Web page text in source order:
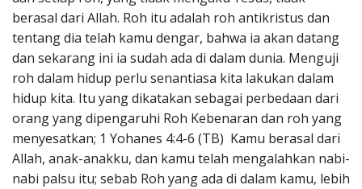
berasal dari Allah. Roh itu adalah roh antikristus dan
tentang dia telah kamu dengar, bahwa ia akan datang
dan sekarang ini ia sudah ada di dalam dunia. Menguji
roh dalam hidup perlu senantiasa kita lakukan dalam
hidup kita. Itu yang dikatakan sebagai perbedaan dari
orang yang dipengaruhi Roh Kebenaran dan roh yang
menyesatkan; 1 Yohanes 4:4-6 (TB) Kamu berasal dari
Allah, anak-anakku, dan kamu telah mengalahkan nabi-
nabi palsu itu; sebab Roh yang ada di dalam kamu, lebih